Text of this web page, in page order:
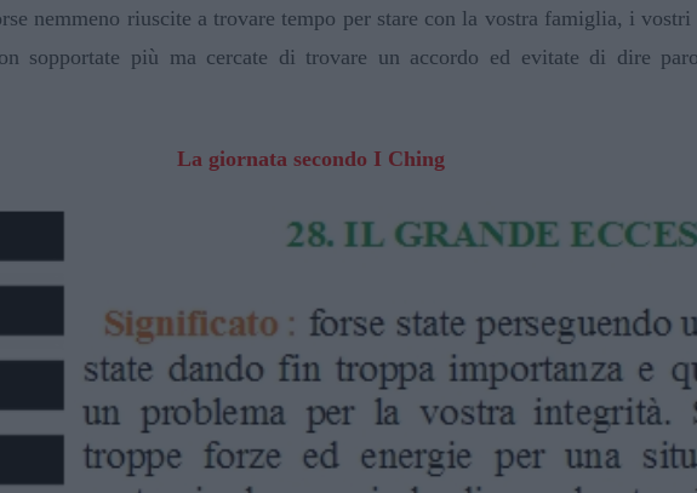
nemmeno riuscite a trovare tempo per stare con la vostra famiglia, i
sopportate più ma cercate di trovare un accordo ed evitate di dire
La giornata secondo I Ching